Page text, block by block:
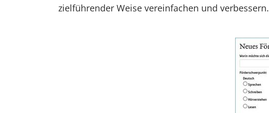
zielführender Weise vereinfachen und verbessern.